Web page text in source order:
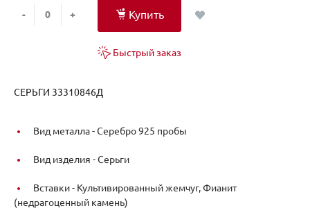
- + Купить
Быстрый заказ
СЕРЬГИ 33310846Д
Вид металла -Серебро 925 пробы
Вид изделия -Серьги
Вставки - Культивированный жемчуг, Фианит
(недрагоценный камень)